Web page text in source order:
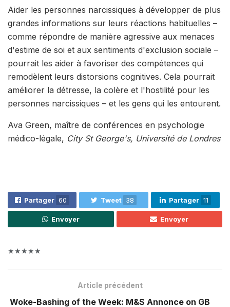
Aider les personnes narcissiques à développer de plus
grandes informations sur leurs réactions habituelles –
comme répondre de manière agressive aux menaces
d'estime de soi et aux sentiments d'exclusion sociale –
pourrait les aider à favoriser des compétences qui
remodèlent leurs distorsions cognitives. Cela pourrait
améliorer la détresse, la colère et l'hostilité pour les
personnes narcissiques – et les gens qui les entourent.
Ava Green, maître de conférences en psychologie
médico-légale, City St George's, Université de Londres
Partager 60 Tweet 38 Partager 11
Envoyer Envoyer
★★★★★
Article précédent
Woke-Bashing of the Week: M&S Annonce on GB